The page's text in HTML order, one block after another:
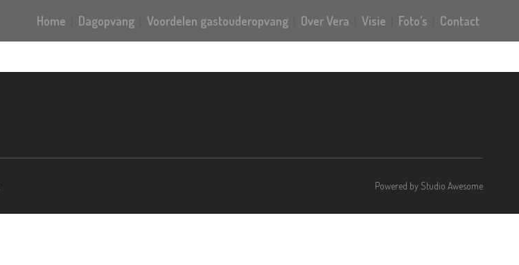
Home Dagopvang Voordelen gastouderopvang Over Vera Visie Foto’s Contact
Powered by Studio Awesome